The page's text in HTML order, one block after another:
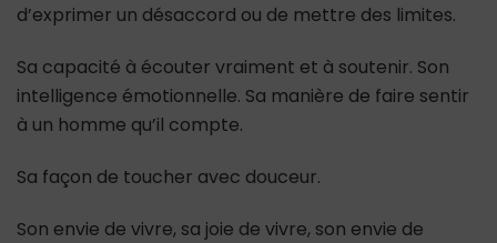
d’exprimer un désaccord ou de mettre des limites.
Sa capacité à écouter vraiment et à soutenir. Son
intelligence émotionnelle. Sa manière de faire sentir
à un homme qu’il compte.
Sa façon de toucher avec douceur.
Son envie de vivre, sa joie de vivre, son envie de